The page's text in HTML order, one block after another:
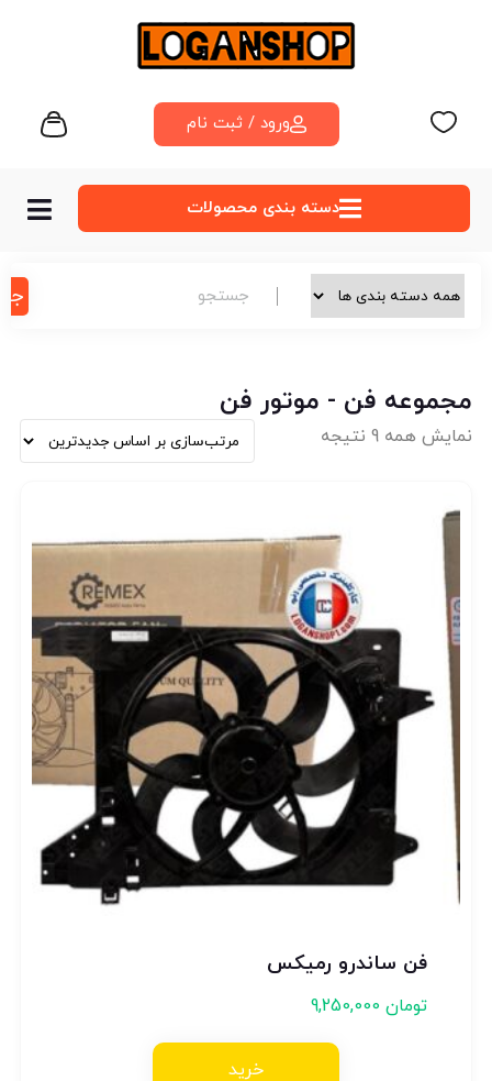
ورود / ثبت نام
دسته‌ بندی محصولات
مجموعه فن - موتور فن
نمایش همه 9 نتیجه
فن ساندرو رمیکس
تومان9,250,000
خرید